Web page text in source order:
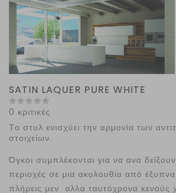
SATIN LAQUER PURE WHITE
0 κριτικές
Tο στυλ ενισχύει την αρμονία των
στοιχείων.
Όγκοι συμπλέκονται για να ανα δείξουν
περιοχές σε μια ακολουθία από
πλήρεις μεν αλλα ταυτόχρονα κενούς